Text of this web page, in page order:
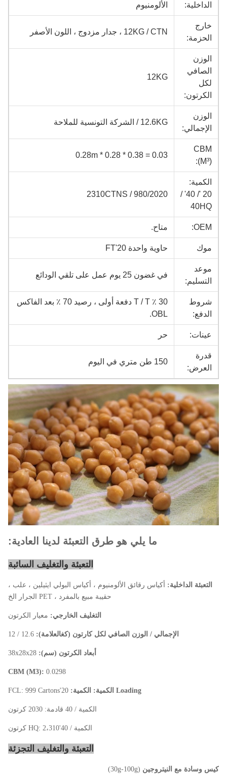
الداخلية:
الألومنيوم
خارج
الحزمة:
12KG / CTN ، جدار مزدوج ، اللون الأصفر
الوزن
الصافي
لكل
الكرتون:
12KG
الوزن
الإجمالي:
12.6KG / الشركة التونسية للملاحة
CBM
(M³):
0.03 = 0.38 * 0.28 * 0.28m
الكمية:
20 '/ 40' /
40HQ
980/2020 / 2310CTNS
OEM: متاح.
موك حاوية واحدة 20'FT
موعد
التسليم:
في غضون 25 يوم عمل على تلقي الودائع
شروط
الدفع:
30 ٪ T / T دفعة أولى ، رصيد 70 ٪ بعد الفاكس
OBL.
عينات: حر
قدرة
العرض:
150 طن متري في اليوم
ما يلي هو طرق التعبئة لدينا العادية:
التعبئة والتغليف السائبة
التعبئة الداخلية: أكياس رقائق الألومنيوم ، أكياس البولي ايثيلين ، علب ،
حقيبة مبيع بالمفرد ، PET الجرار الخ
التغليف الخارجي: معيار الكرتون
الإجمالي / الوزن الصافي لكل كارتون (كغالعلامة):
أبعاد الكرتون (سم):
CBM (M3): 0.0298
Loading الكمية: الكمية:
الكمية / 40 قادمة: 2030 كرتون
الكمية / 40'HQ: 2،310 كرتون
التعبئة والتغليف التجزئة
كيس وسادة مع النيتروجين (30g-100g)